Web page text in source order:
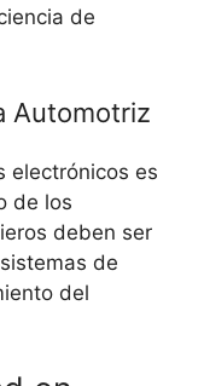
de
Automotriz
electrónicos es
de los
deben ser
de
del